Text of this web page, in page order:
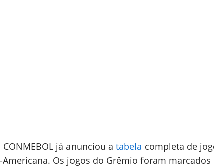
já anunciou a tabela completa de
Os jogos do Grêmio foram marcados